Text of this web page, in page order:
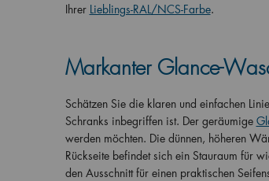
Ihrer Lieblings-RAL/NCS-Farbe.
Markanter Glance-
Schätzen Sie die klaren und einfachen
Schranks inbegriffen ist. Der geräumige
werden möchten. Die dünnen, höheren
Rückseite befindet sich ein Stauraum für
den Ausschnitt für einen praktischen